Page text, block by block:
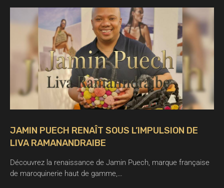
JAMIN PUECH RENAÎT SOUS L’IMPULSION DE
LIVA RAMANANDRAIBE
Découvrez la renaissance de Jamin Puech, marque française
de maroquinerie haut de gamme,…